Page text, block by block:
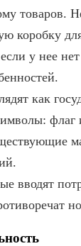
товаров.
коробку
у нее
как
флаг
вводят